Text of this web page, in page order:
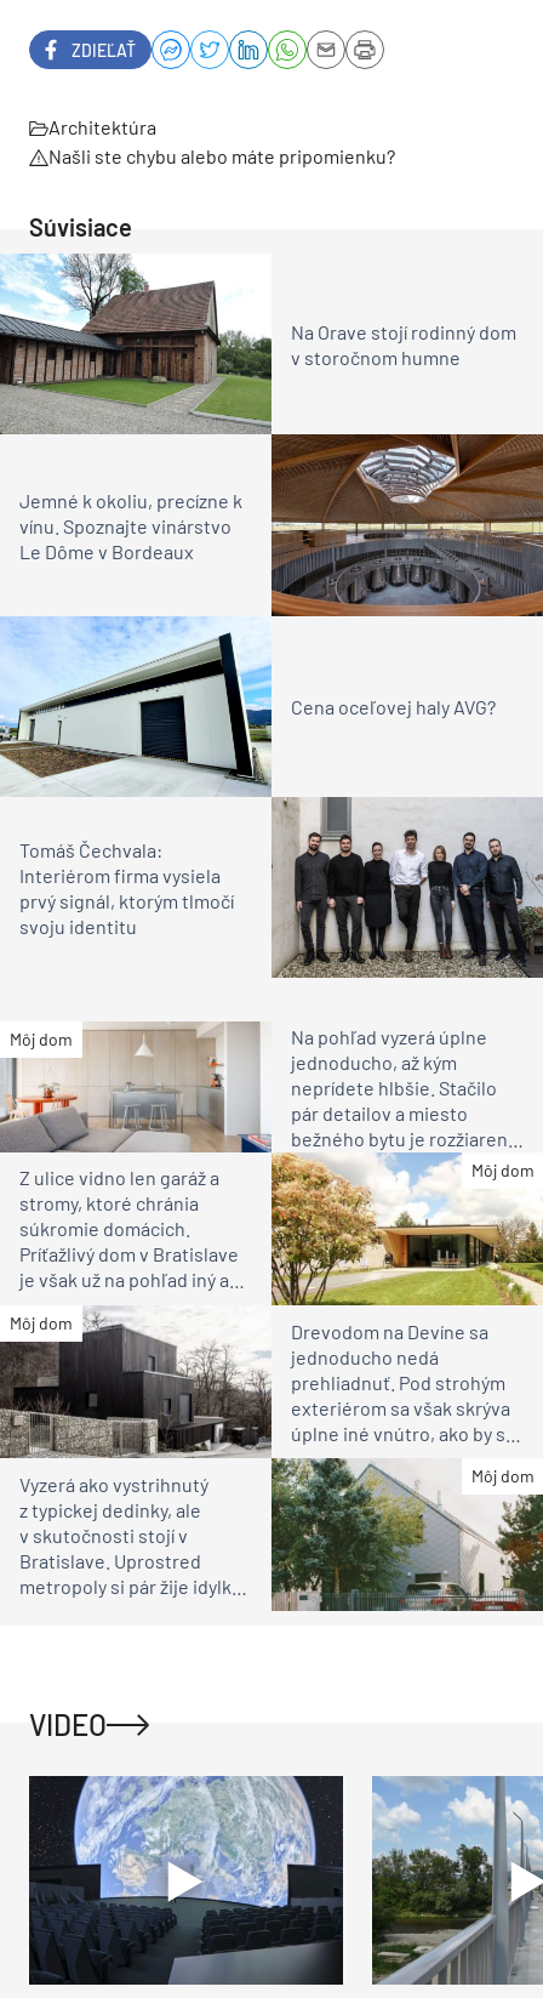
ZDIEĽAŤ
Architektúra
Našli ste chybu alebo máte pripomienku?
Súvisiace
Na Orave stojí rodinný dom
v storočnom humne
Jemné k okoliu, precízne k
vínu. Spoznajte vinárstvo
Le Dôme v Bordeaux
Cena oceľovej haly AVG?
Tomáš Čechvala:
Interiérom firma vysiela
prvý signál, ktorým tlmočí
svoju identitu
Môj dom
Na pohľad vyzerá úplne
jednoducho, až kým
neprídete hlbšie. Stačilo
pár detailov a miesto
bežného bytu je rozžiarené
bývanie pre rodinu
Môj dom
Z ulice vidno len garáž a
stromy, ktoré chránia
súkromie domácich.
Príťažlivý dom v Bratislave
je však už na pohľad iný ako
susedia
Môj dom
Drevodom na Devíne sa
jednoducho nedá
prehliadnuť. Pod strohým
exteriérom sa však skrýva
úplne iné vnútro, ako by ste
čakali
Môj dom
Vyzerá ako vystrihnutý
z typickej dedinky, ale
v skutočnosti stojí v
Bratislave. Uprostred
metropoly si pár žije idylku
VIDEO